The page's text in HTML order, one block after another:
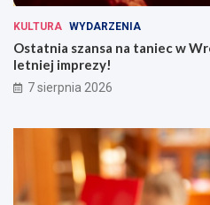
KULTURA WYDARZENIA
Ostatnia szansa na taniec w
letniej imprezy!
7 sierpnia 2026